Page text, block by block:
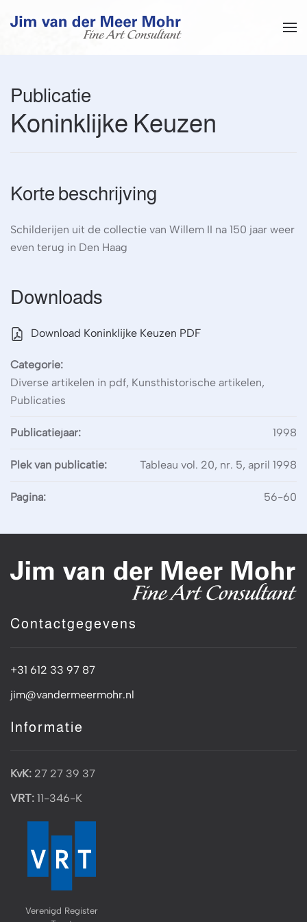
Overslaan en naar de inhoud gaan
Publicatie
Koninklijke Keuzen
Korte beschrijving
Schilderijen uit de collectie van Willem II na 150 jaar weer
even terug in Den Haag
Downloads
Download Koninklijke Keuzen PDF
Categorie:
Diverse artikelen in pdf, Kunsthistorische artikelen,
Publicaties
Publicatiejaar: 1998
Plek van publicatie: Tableau vol. 20, nr. 5, april 1998
Pagina: 56-60
Contactgegevens
+31 612 33 97 87
jim@vandermeermohr.nl
Informatie
KvK: 27 27 39 37
VRT: 11-346-K
Verenigd Register